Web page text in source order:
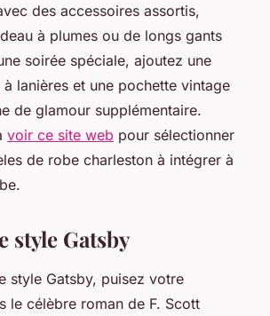
des accessoires assortis,
à plumes ou de longs gants
soirée spéciale, ajoutez une
lanières et une pochette vintage
de glamour supplémentaire.
voir ce site web pour sélectionner
de robe charleston à intégrer à
style Gatsby
style Gatsby, puisez votre
le célèbre roman de F. Scott